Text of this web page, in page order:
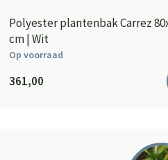
Polyester plantenbak Carrez
cm | Wit
Op voorraad
361,00